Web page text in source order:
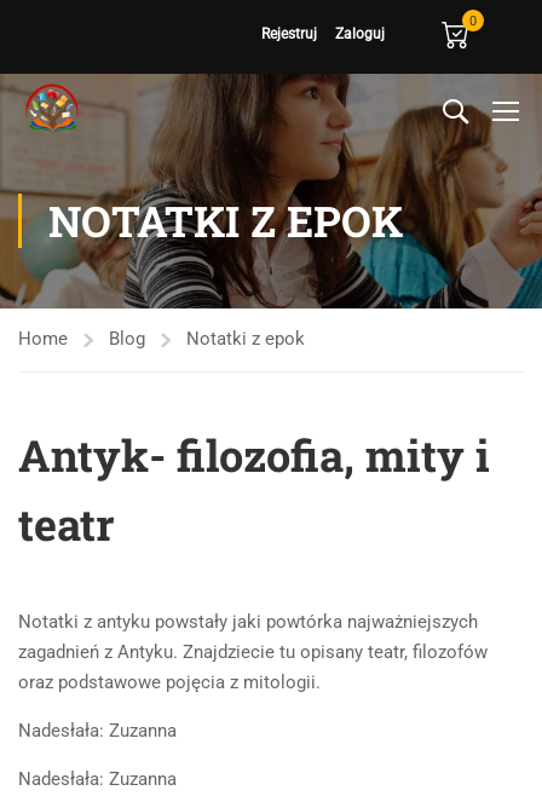
Rejestruj Zaloguj
0
NOTATKI Z EPOK
Home Blog Notatki z epok
Antyk- filozofia, mity i
teatr
Notatki z antyku powstały jaki powtórka najważniejszych
zagadnień z Antyku. Znajdziecie tu opisany teatr, filozofów
oraz podstawowe pojęcia z mitologii.
Nadesłała: Zuzanna
Nadesłała: Zuzanna